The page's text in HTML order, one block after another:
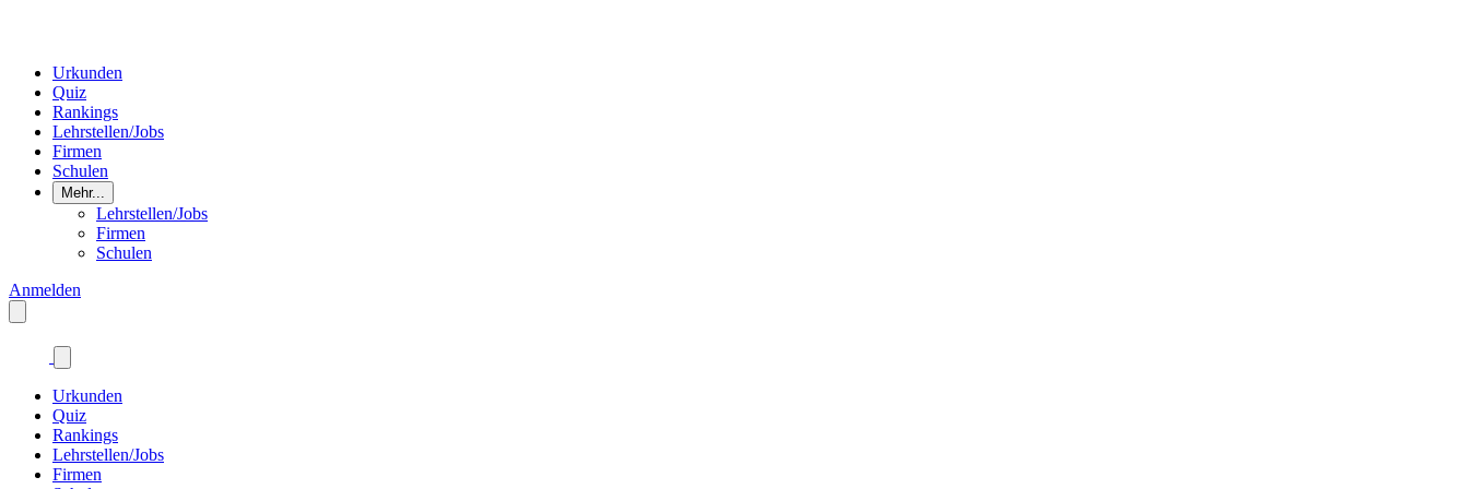
Urkunden
Quiz
Rankings
Lehrstellen/Jobs
Firmen
Schulen
Mehr...
Lehrstellen/Jobs
Firmen
Schulen
Anmelden
Urkunden
Quiz
Rankings
Lehrstellen/Jobs
Firmen